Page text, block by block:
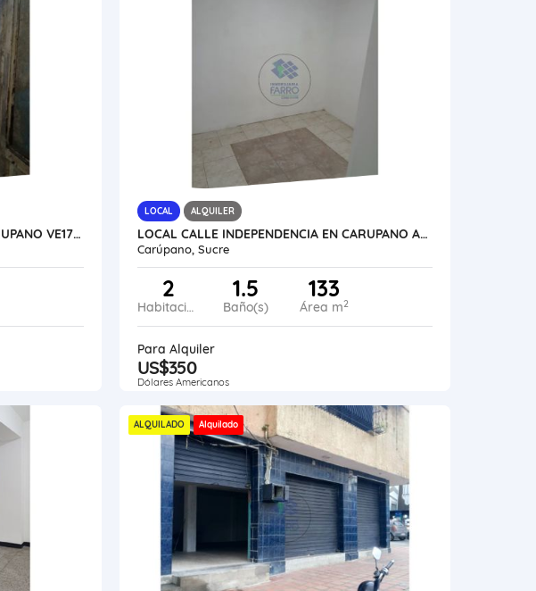
LOCAL EN CALLE LIBERTAD DE CARUPANO VE17-157CPNO-OVEL
LOCAL ALQUILER
LOCAL CALLE INDEPENDENCIA EN CARUPANO AL17-158CPNO-OVEL
Carúpano, Sucre
2
Habitaciones
1.5
Baño(s)
133
Área m2
Para Alquiler
US$350
Dólares Americanos
ALQUILADO Alquilado